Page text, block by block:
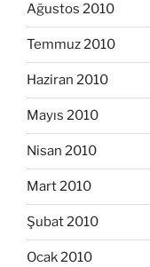
Ağustos 2010
Temmuz 2010
Haziran 2010
Mayıs 2010
Nisan 2010
Mart 2010
Şubat 2010
Ocak 2010